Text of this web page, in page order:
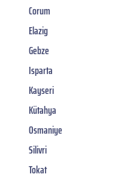
Corum
Elazig
Gebze
Isparta
Kayseri
Kütahya
Osmaniye
Silivri
Tokat